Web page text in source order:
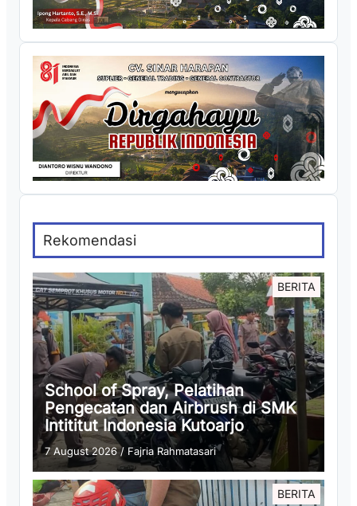
Rekomendasi
BERITA
School of Spray, Pelatihan
Pengecatan dan Airbrush di SMK
Intititut Indonesia Kutoarjo
7 August 2026/ Fajria Rahmatasari
BERITA